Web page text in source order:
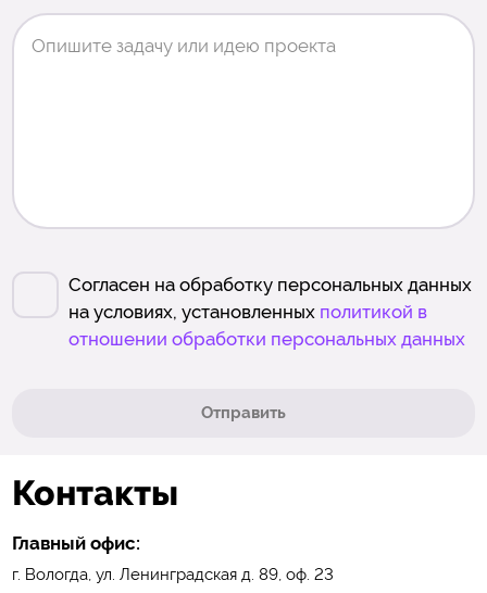
Согласен на обработку персональных данных
на условиях, установленных политикой в
отношении обработки персональных данных
Отправить
Контакты
Главный офис:
г. Вологда, ул. Ленинградская д. 89, оф. 23